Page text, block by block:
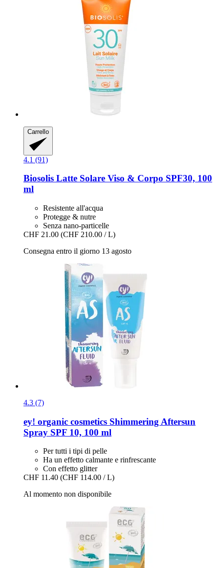
Carrello
4.1 (91)
Biosolis Latte Solare Viso & Corpo SPF30, 100
ml
Resistente all'acqua
Protegge & nutre
Senza nano-particelle
CHF 21.00 (CHF 210.00 / L)
Consegna entro il giorno 13 agosto
4.3 (7)
ey! organic cosmetics Shimmering Aftersun
Spray SPF 10, 100 ml
Per tutti i tipi di pelle
Ha un effetto calmante e rinfrescante
Con effetto glitter
CHF 11.40 (CHF 114.00 / L)
Al momento non disponibile